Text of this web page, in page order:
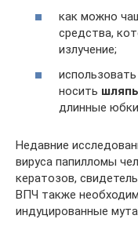
как можно
средства,
излучение;
носить
длинные
Недавние
вируса папилломы
кератозов,
ВПЧ также
индуцированные